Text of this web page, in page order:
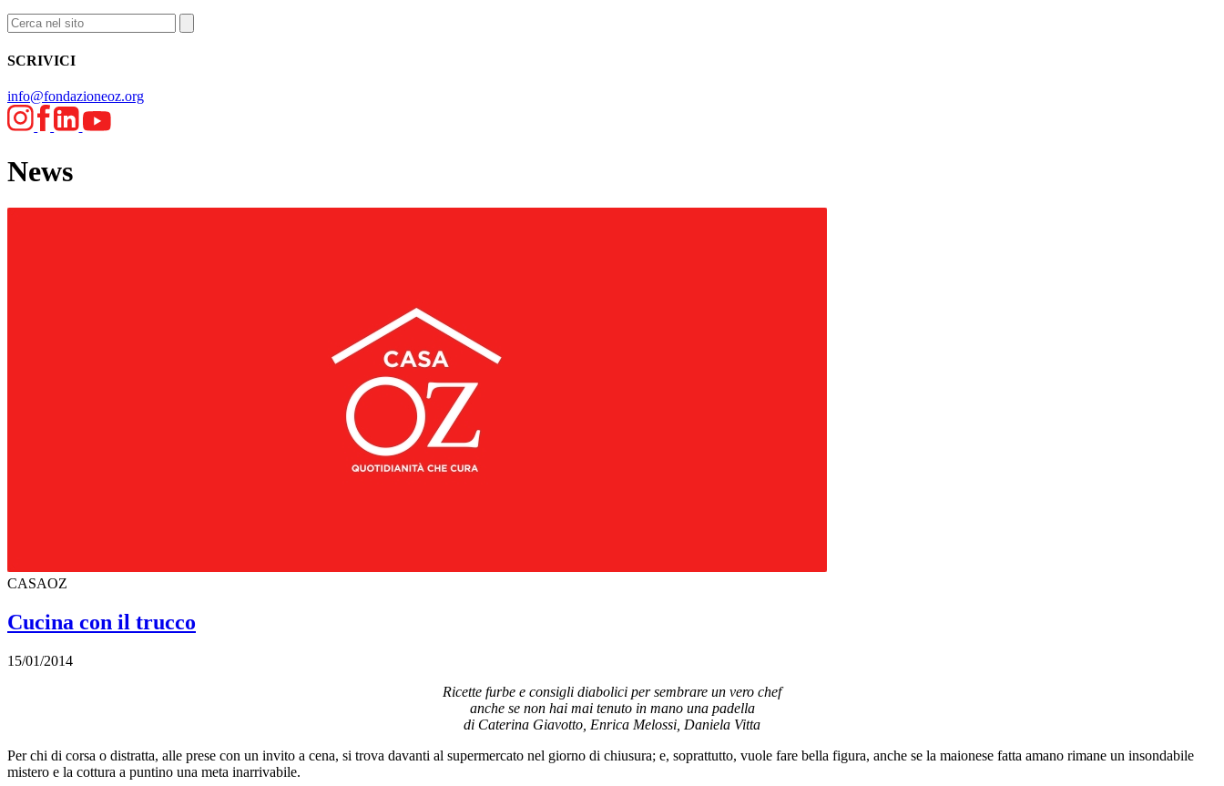
SCRIVICI
info@fondazioneoz.org
News
CASAOZ
Cucina con il trucco
15/01/2014
Ricette furbe e consigli diabolici per sembrare un vero chef
anche se non hai mai tenuto in mano una padella
di Caterina Giavotto, Enrica Melossi, Daniela Vitta
Per chi di corsa o distratta, alle prese con un invito a cena, si trova davanti al supermercato nel giorno di chiusura; e, soprattutto, vuole fare bella figura, anche se la maionese fatta amano rimane un insondabile
mistero e la cottura a puntino una meta inarrivabile.